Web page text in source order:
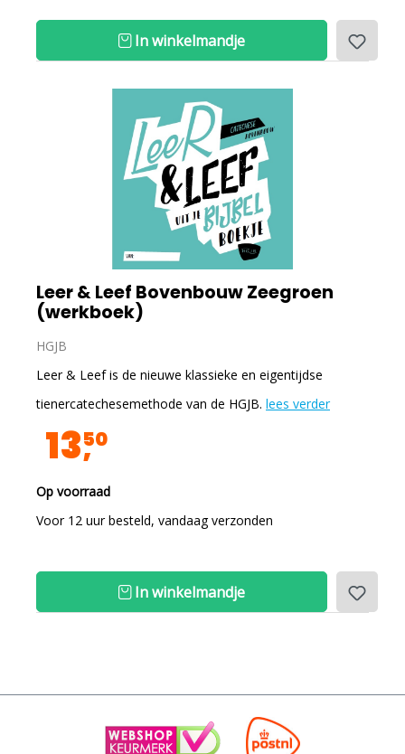
In winkelmandje
Leer & Leef Bovenbouw Zeegroen
(werkboek)
HGJB
Leer & Leef is de nieuwe klassieke en eigentijdse
tienercatechesemethode van de HGJB. lees verder
1350
Op voorraad
Voor 12 uur besteld, vandaag verzonden
In winkelmandje